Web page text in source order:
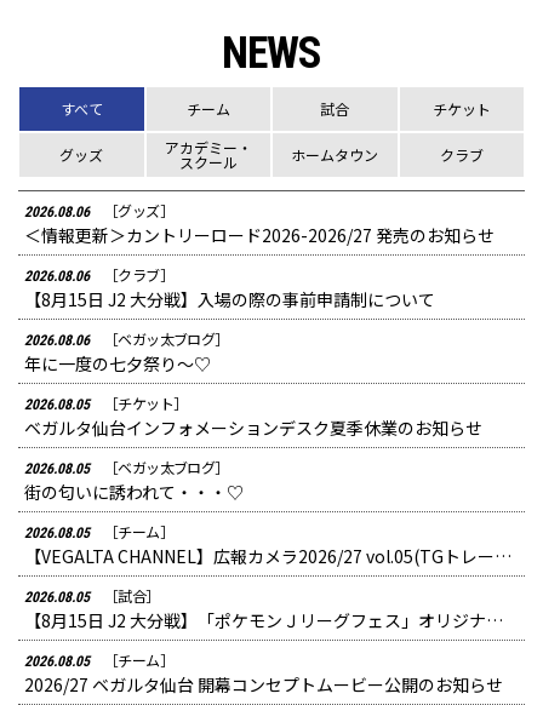
NEWS
すべて チーム 試合 チケット
グッズ アカデミー・
スクール ホームタウン クラブ
2026.08.06 ［グッズ］
＜情報更新＞カントリーロード2026-2026/27 発売のお知らせ
2026.08.06 ［クラブ］
【8月15日 J2 大分戦】入場の際の事前申請制について
2026.08.06 ［ベガッ太ブログ］
年に一度の七夕祭り～♡
2026.08.05 ［チケット］
ベガルタ仙台インフォメーションデスク夏季休業のお知らせ
2026.08.05 ［ベガッ太ブログ］
街の匂いに誘われて・・・♡
2026.08.05 ［チーム］
【VEGALTA CHANNEL】広報カメラ2026/27 vol.05(TGトレーニング:開幕へ向けてラストスパート！7月終わりの最終調整)を公開しました。
2026.08.05 ［試合］
【8月15日 J2 大分戦】「ポケモンＪリーグフェス」オリジナルグッズ販売詳細のお知らせ
2026.08.05 ［チーム］
2026/27 ベガルタ仙台 開幕コンセプトムービー公開のお知らせ